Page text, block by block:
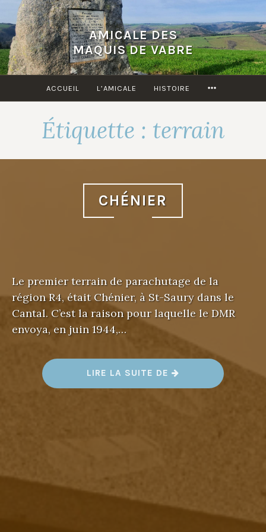
Accéder
au
contenu
principal
AMICALE DES
MAQUIS DE VABRE
ACCUEIL L’AMICALE HISTOIRE
Étiquette : terrain
CHÉNIER
Le premier terrain de parachutage de la
région R4, était Chénier, à St-Saury dans le
Cantal. C’est la raison pour laquelle le DMR
envoya, en juin 1944,…
LIRE LA SUITE DE «
C